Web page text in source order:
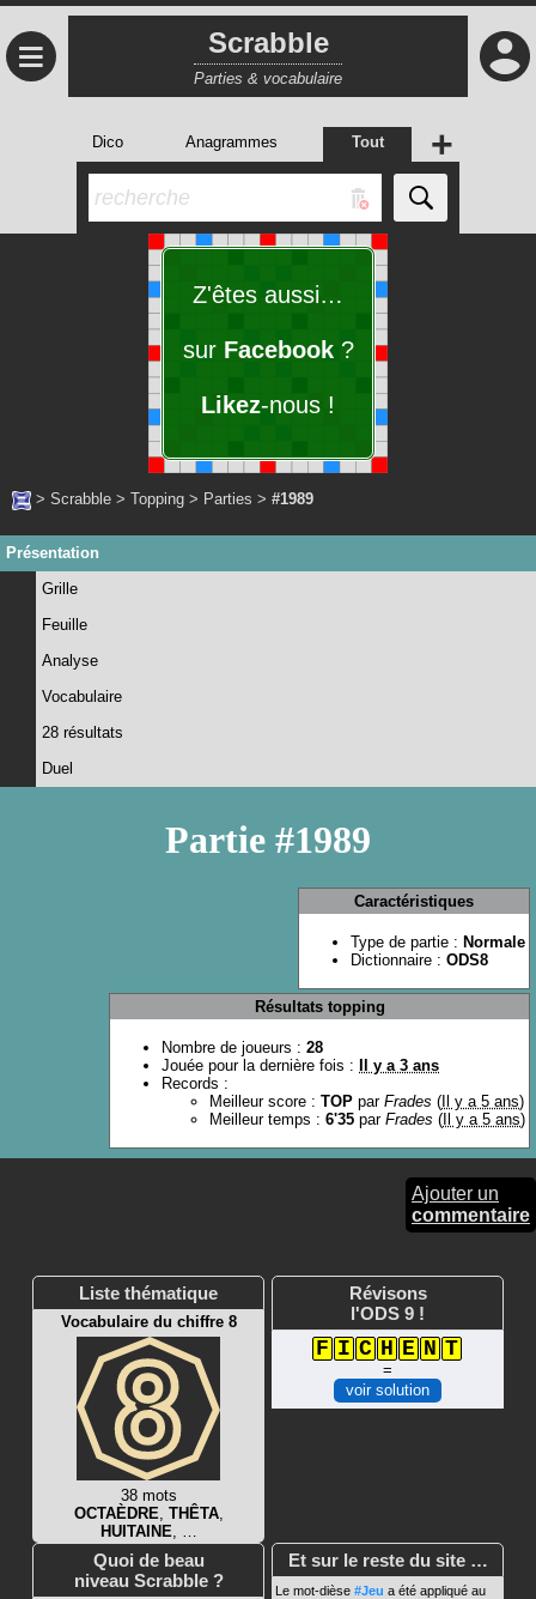
≡ Scrabble
Parties & vocabulaire
Dico Anagrammes Tout +
Z'êtes aussi…
sur Facebook?
Likez-nous !
> Scrabble > Topping > Parties > #1989
Présentation
Grille
Feuille
Analyse
Vocabulaire
28 résultats
Duel
Partie #1989
Caractéristiques
Type de partie : Normale
Dictionnaire : ODS8
Résultats topping
Nombre de joueurs : 28
Jouée pour la dernière fois :
Il y a 3 ans
Records :
Meilleur score : TOP par Frades ( Il y a 5 ans)
Meilleur temps : 6'35 par Frades ( Il y a 5 ans)
Ajouter un
commentaire
Liste thématique
Vocabulaire du chiffre 8
38 mots
OCTAÈDRE THÊTA,
HUITAINE
Révisons
l'ODS 9 !
F I C H E N T
=
voir solution
Quoi de beau
niveau Scrabble ?
Et sur le reste du site …
Le mot-dièse #Jeu a été appliqué au